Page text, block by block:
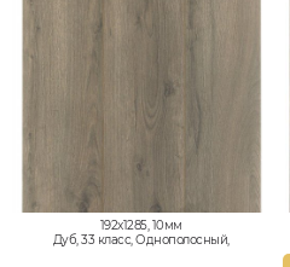
192x1285, 10мм
Дуб, 33 класс, Однополосный,